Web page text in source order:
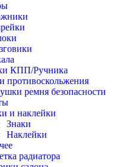
КПП/Ручника
противоскольжения
ремня безопасности
и наклейки
Знаки
Наклейки
радиатора